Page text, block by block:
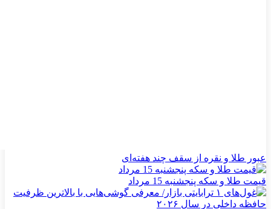
عبور طلا و نقره از سقف چند هفته‌ای
قیمت طلا و سکه پنجشنبه 15 مرداد